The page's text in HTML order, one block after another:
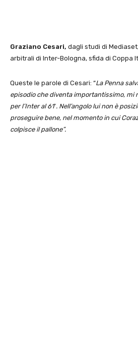
Graziano Cesari, dagli studi di
arbitrali di Inter-Bologna, sfida di Coppa
Queste le parole di Cesari: “La Penna
episodio che diventa importantissimo, mi
per l’Inter al 61′. Nell’angolo lui non è
proseguire bene, nel momento in cui
colpisce il pallone”.